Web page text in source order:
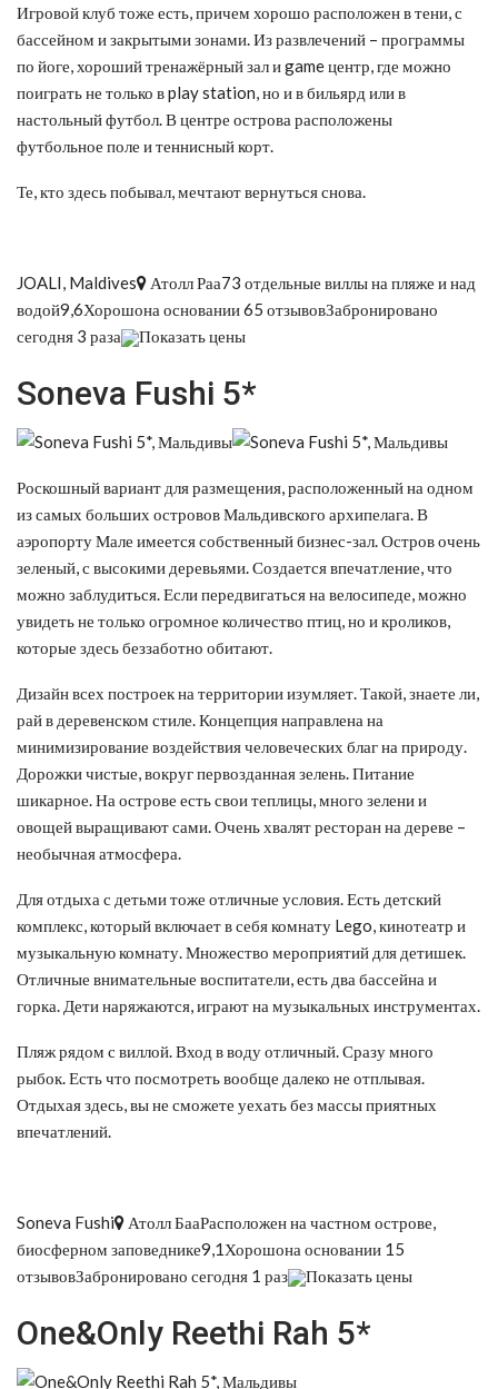
Игровой клуб тоже есть, причем хорошо расположен в тени, с
бассейном и закрытыми зонами. Из развлечений – программы
по йоге, хороший тренажёрный зал и game центр, где можно
поиграть не только в play station, но и в бильярд или в
настольный футбол. В центре острова расположены
футбольное поле и теннисный корт.
Те, кто здесь побывал, мечтают вернуться снова.
JOALI, Maldives
Атолл Раа73 отдельные виллы на пляже и над
водой9,6Хорошона основании 65 отзывовЗабронировано
сегодня 3 раза
Показать цены
Soneva Fushi 5*
Роскошный вариант для размещения, расположенный на одном
из самых больших островов Мальдивского архипелага. В
аэропорту Мале имеется собственный бизнес-зал. Остров очень
зеленый, с высокими деревьями. Создается впечатление, что
можно заблудиться. Если передвигаться на велосипеде, можно
увидеть не только огромное количество птиц, но и кроликов,
которые здесь беззаботно обитают.
Дизайн всех построек на территории изумляет. Такой, знаете ли,
рай в деревенском стиле. Концепция направлена на
минимизирование воздействия человеческих благ на природу.
Дорожки чистые, вокруг первозданная зелень. Питание
шикарное. На острове есть свои теплицы, много зелени и
овощей выращивают сами. Очень хвалят ресторан на дереве –
необычная атмосфера.
Для отдыха с детьми тоже отличные условия. Есть детский
комплекс, который включает в себя комнату Lego, кинотеатр и
музыкальную комнату. Множество мероприятий для детишек.
Отличные внимательные воспитатели, есть два бассейна и
горка. Дети наряжаются, играют на музыкальных инструментах.
Пляж рядом с виллой. Вход в воду отличный. Сразу много
рыбок. Есть что посмотреть вообще далеко не отплывая.
Отдыхая здесь, вы не сможете уехать без массы приятных
впечатлений.
Soneva Fushi
Атолл БааРасположен на частном острове,
биосферном заповеднике9,1Хорошона основании 15
отзывовЗабронировано сегодня 1 раз
Показать цены
One&Only Reethi Rah 5*